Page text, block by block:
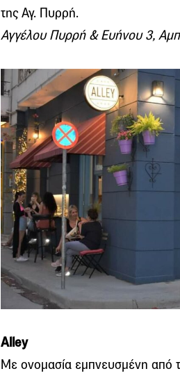
της Αγ. Πυρρή.
Αγγέλου Πυρρή & Ευήνου 3,
Alley
Με ονομασία εμπνευσμένη από